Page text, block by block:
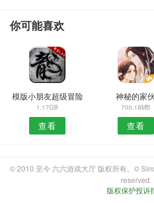
你可能喜欢
模版小朋友超级冒险
1.17GB
查看
神秘的家伙
700.18MB
查看
© 2010 至今 六六游戏大厅 版权所有。©
reserved.
版权保护投诉